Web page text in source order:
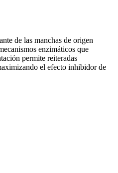
de las manchas de origen
enzimáticos que
permite reiteradas
el efecto inhibidor de